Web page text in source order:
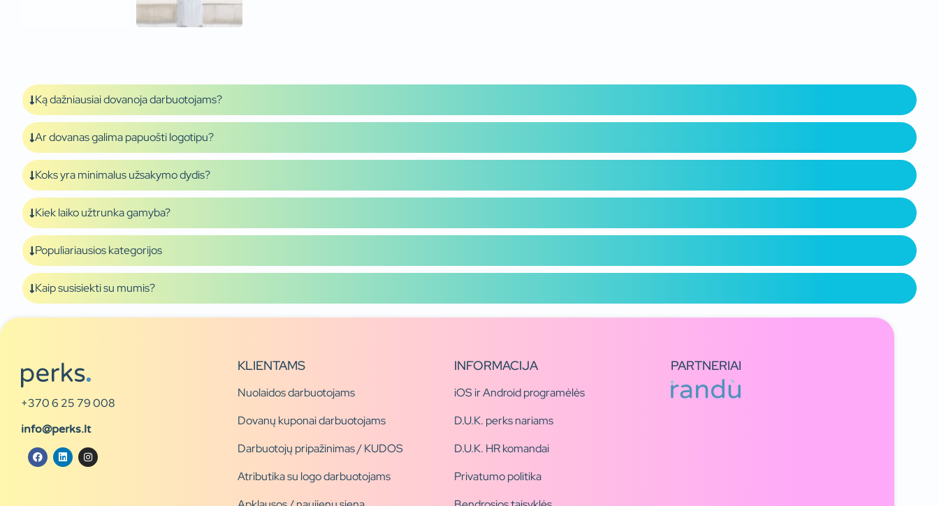
Ką dažniausiai dovanoja darbuotojams?
Ar dovanas galima papuošti logotipu?
Koks yra minimalus užsakymo dydis?
Kiek laiko užtrunka gamyba?
Populiariausios kategorijos
Kaip susisiekti su mumis?
+370 6 25 79 008
info@perks.lt
KLIENTAMS
Nuolaidos darbuotojams
Dovanų kuponai darbuotojams
Darbuotojų pripažinimas / KUDOS
Atributika su logo darbuotojams
INFORMACIJA
iOS ir Android programėlės
D.U.K. perks nariams
D.U.K. HR komandai
Privatumo politika
PARTNERIAI